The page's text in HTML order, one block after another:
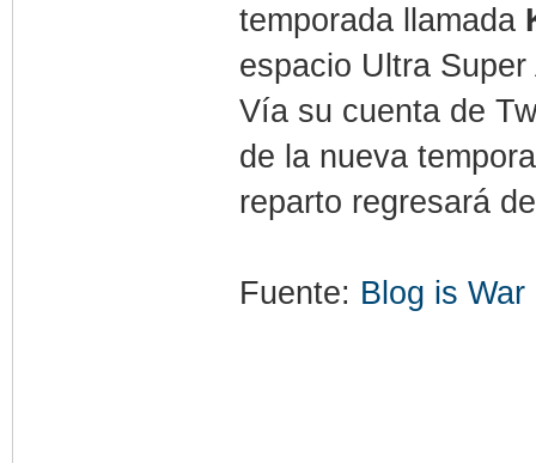
temporada llamada
espacio Ultra
Vía su cuenta de
de la nueva
reparto regresará
Fuente: Blog is War